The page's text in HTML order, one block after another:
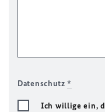
Datenschutz*
Ich willige ein,